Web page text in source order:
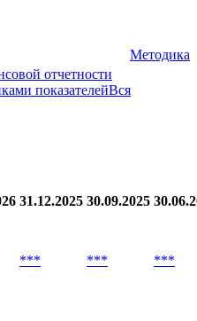
Методика
отчетности
показателейВся
31.12.2025 30.09.2025
*** *** ***